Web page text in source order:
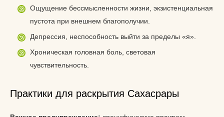
Ощущение бессмысленности жизни, экзистенциальная
пустота при внешнем благополучии.
Депрессия, неспособность выйти за пределы «я».
Хроническая головная боль, световая
чувствительность.
Практики для раскрытия Сахасрары